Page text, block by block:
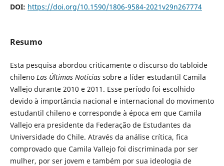
DOI: https://doi.org/10.1590/1806-9584-2021v29n267774
Resumo
Esta pesquisa abordou criticamente o discurso do tabloide
chileno Las Últimas Noticiassobre a líder estudantil Camila
Vallejo durante 2010 e 2011. Esse período foi escolhido
devido à importância nacional e internacional do movimento
estudantil chileno e corresponde à época em que Camila
Vallejo era presidente da Federação de Estudantes da
Universidade do Chile. Através da análise crítica, fica
comprovado que Camila Vallejo foi discriminada por ser
mulher, por ser jovem e também por sua ideologia de